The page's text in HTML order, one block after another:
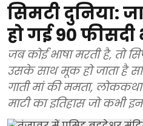
सिमटी दुनिया:
हो गई 90 फीसदी
जब कोई भाषा मरती है, तो
उसके साथ मूक हो जाता है
गाती मां की ममता,
माटी का इतिहास जो कभी